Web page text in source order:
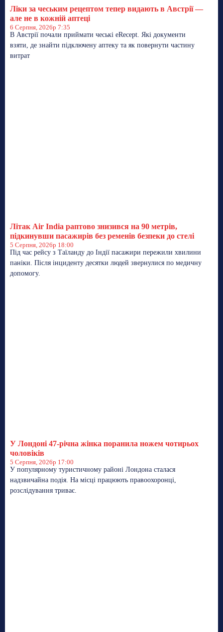
Ліки за чеським рецептом тепер видають в Австрії —
але не в кожній аптеці
6 Серпня, 2026р 7:35
В Австрії почали приймати чеські eRecept. Які документи
взяти, де знайти підключену аптеку та як повернути частину
витрат
Літак Air India раптово знизився на 90 метрів,
підкинувши пасажирів без ременів безпеки до стелі
5 Серпня, 2026р 18:00
Під час рейсу з Таїланду до Індії пасажири пережили хвилини
паніки. Після інциденту десятки людей звернулися по медичну
допомогу.
У Лондоні 47-річна жінка поранила ножем чотирьох
чоловіків
5 Серпня, 2026р 17:00
У популярному туристичному районі Лондона сталася
надзвичайна подія. На місці працюють правоохоронці,
розслідування триває.